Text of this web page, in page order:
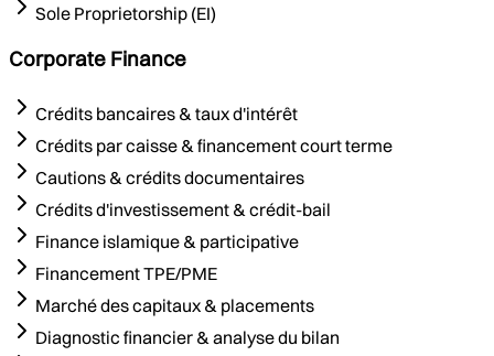
Sole Proprietorship (EI)
Corporate Finance
Crédits bancaires & taux d'intérêt
Crédits par caisse & financement court terme
Cautions & crédits documentaires
Crédits d'investissement & crédit-bail
Finance islamique & participative
Financement TPE/PME
Marché des capitaux & placements
Diagnostic financier & analyse du bilan